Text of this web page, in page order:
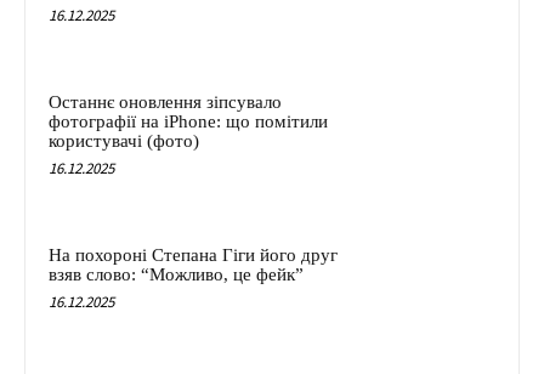
16.12.2025
Останнє оновлення зіпсувало
фотографії на iPhone: що помітили
користувачі (фото)
16.12.2025
На похороні Степана Гіги його друг
взяв слово: “Можливо, це фейк”
16.12.2025